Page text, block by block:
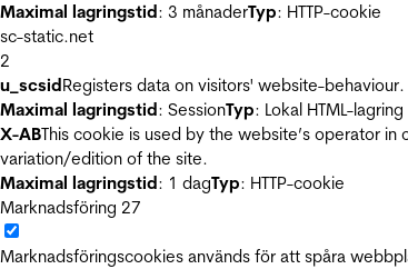
Maximal lagringstid: 3 månaderTyp: HTTP-cookie
sc-static.net
2
u_scsidRegisters data on visitors' website-
Maximal lagringstid: SessionTyp: Lokal HTML-lagring
X-ABThis cookie is used by the website’s operator
variation/edition of the site.
Maximal lagringstid: 1 dagTyp: HTTP-cookie
Marknadsföring 27
Marknadsföringscookies används för att spåra